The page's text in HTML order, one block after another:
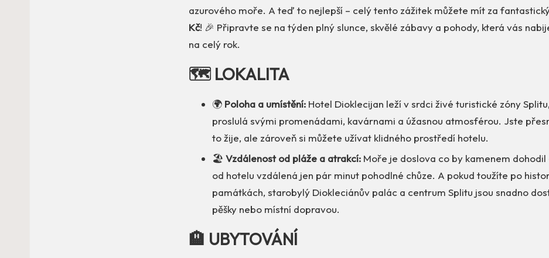
azurového moře. A teď to nejlepší – celý tento zážitek můžete mít za
Kč! 🎉 Připravte se na týden plný slunce, skvělé zábavy a pohody, která vás
na celý rok.
🗺️ LOKALITA
🌍 Poloha a umístění: Hotel Dioklecijan leží v srdci živé turistické zóny
proslulá svými promenádami, kavárnami a úžasnou atmosférou. Jste
to žije, ale zároveň si můžete užívat klidného prostředí hotelu.
🏖️ Vzdálenost od pláže a atrakcí: Moře je doslova co by kamenem dohodil
od hotelu vzdálená jen pár minut pohodlné chůze. A pokud toužíte po
památkách, starobylý Diokleciánův palác a centrum Splitu jsou snadno
pěšky nebo místní dopravou.
🏨 UBYTOVÁNÍ